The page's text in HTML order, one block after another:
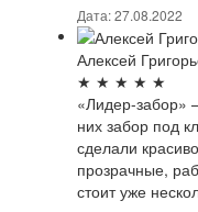
Дата: 27.08.2022
Алексей
★ ★ ★ ★ ★
«Лидер-забор»
них забор под
сделали
прозрачные,
стоит уже